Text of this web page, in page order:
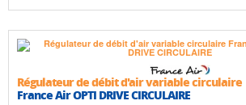
Régulateur de débit d'air variable circulaire
France Air OPTI DRIVE CIRCULAIRE